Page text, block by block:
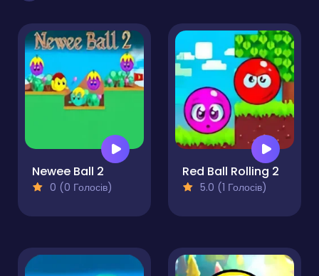
Newee Ball 2
0 (0 Голосів)
Red Ball Rolling 2
5.0 (1 Голосів)